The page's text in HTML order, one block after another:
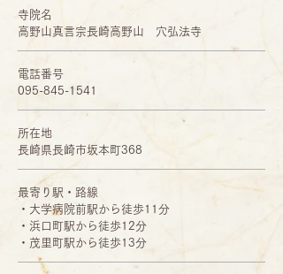
寺院名
高野山真言宗長崎高野山 穴弘法寺
​電話番号
095-845-1541
所在地
長崎県長崎市坂本町368
最寄り駅・路線
・大学病院前駅から徒歩11分
​・浜口町駅から徒歩12分
・茂里町駅から徒歩13分